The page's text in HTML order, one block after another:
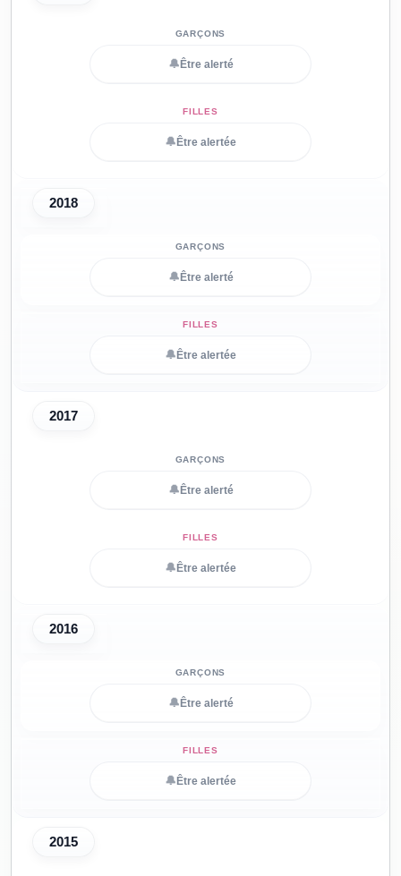
🔔 Être alerté
🔔 Être alertée
2018
🔔 Être alerté
🔔 Être alertée
2017
🔔 Être alerté
🔔 Être alertée
2016
🔔 Être alerté
🔔 Être alertée
2015